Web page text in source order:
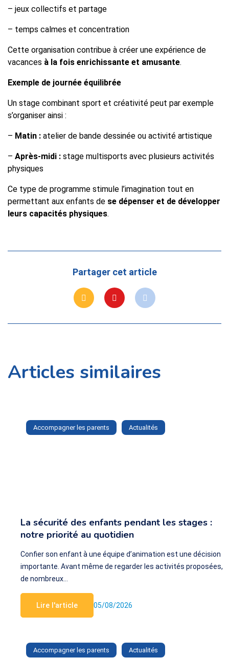
– jeux collectifs et partage
– temps calmes et concentration
Cette organisation contribue à créer une expérience de
vacances à la fois enrichissante et amusante.
Exemple de journée équilibrée
Un stage combinant sport et créativité peut par exemple
s’organiser ainsi :
– Matin : atelier de bande dessinée ou activité artistique
– Après-midi : stage multisports avec plusieurs activités
physiques
Ce type de programme stimule l’imagination tout en
permettant aux enfants de se dépenser et de développer
leurs capacités physiques.
Partager cet article
Articles similaires
Accompagner les parents Actualités
La sécurité des enfants pendant les stages :
notre priorité au quotidien
Confier son enfant à une équipe d’animation est une décision
importante. Avant même de regarder les activités proposées,
de nombreux…
Lire l'article 05/08/2026
Accompagner les parents Actualités